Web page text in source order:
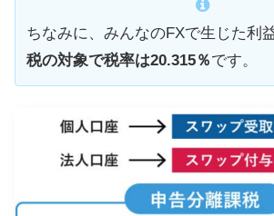
ちなみに、みんなのFXで生じた利
税の対象で税率は20.315％です。